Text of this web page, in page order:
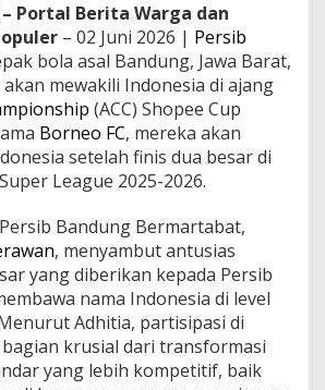
Portal Berita Warga dan
– 02 Juni 2026 | Persib
bola asal Bandung, Jawa Barat,
mewakili Indonesia di ajang
(ACC) Shopee Cup
Borneo FC, mereka akan
setelah finis dua besar di
League 2025-2026.
Bandung Bermartabat,
, menyambut antusias
yang diberikan kepada Persib
nama Indonesia di level
Adhitia, partisipasi di
krusial dari transformasi
yang lebih kompetitif, baik